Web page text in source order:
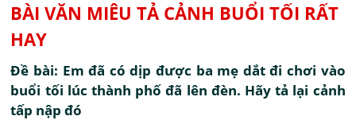
BÀI VĂN MIÊU TẢ CẢNH BUỔI TỐI RẤT
HAY
Đề bài: Em đã có dịp được ba mẹ dắt đi chơi vào
buổi tối lúc thành phố đã lên đèn. Hãy tả lại cảnh
tấp nập đó